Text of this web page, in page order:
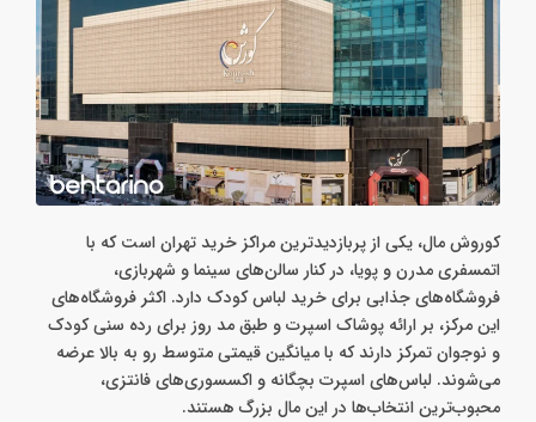
کوروش مال، یکی از پربازدیدترین مراکز خرید تهران است که با
اتمسفری مدرن و پویا، در کنار سالن‌های سینما و شهربازی،
فروشگاه‌های جذابی برای خرید لباس کودک دارد. اکثر فروشگاه‌های
این مرکز، بر ارائه پوشاک اسپرت و طبق مد روز برای رده سنی کودک
و نوجوان تمرکز دارند که با میانگین قیمتی متوسط رو به بالا عرضه
می‌شوند. لباس‌های اسپرت بچگانه و اکسسوری‌های فانتزی،
محبوب‌ترین انتخاب‌ها در این مال بزرگ هستند.